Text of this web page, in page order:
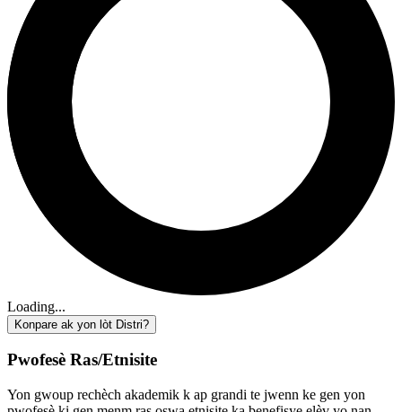
Loading...
Konpare ak yon lòt Distri?
Pwofesè Ras/Etnisite
Yon gwoup rechèch akademik k ap grandi te jwenn ke gen yon